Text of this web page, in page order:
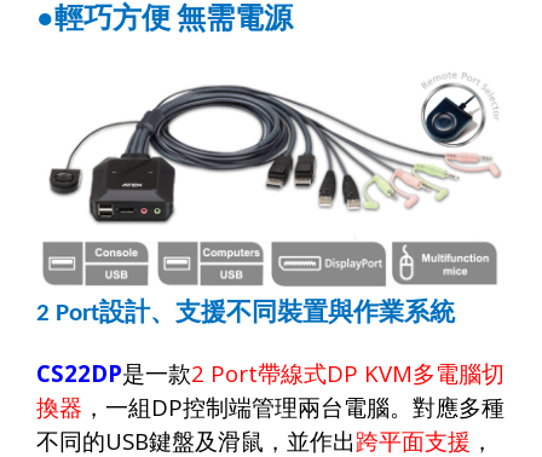
●輕巧方便無需電源
2 Port設計、支援不同裝置與作業系統
CS22DP是一款2 Port帶線式DP KVM多電腦切
換器 ，一組DP控制端管理兩台電腦。對應多種
不同的USB鍵盤及滑鼠，並作出跨平面支援 ，